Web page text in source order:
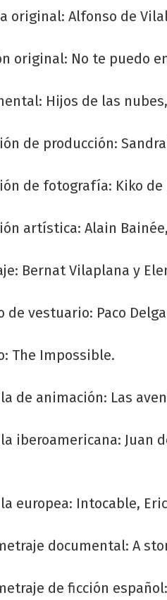
original: Alfonso de
original: No te puedo
Hijos de las
de producción:
de fotografía: Kiko de
artística: Alain
Bernat Vilaplana y
de vestuario: Paco
The Impossible.
de animación: Las
iberoamericana: Juan
europea: Intocable,
documental: A
de ficción